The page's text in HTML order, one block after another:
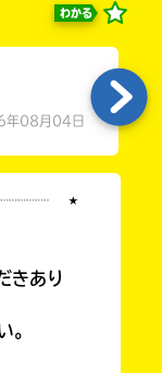
わかる
08月04日
⋆
きあり
。